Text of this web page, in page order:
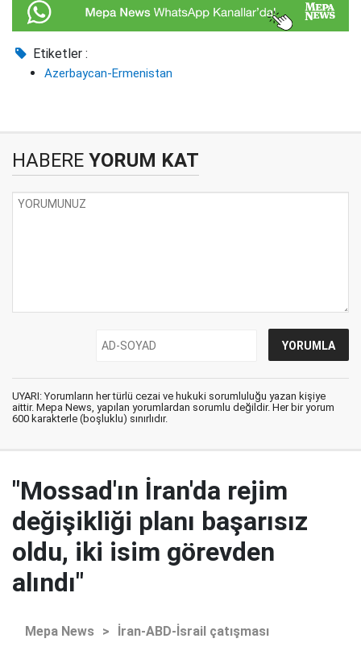
Etiketler :
Azerbaycan-Ermenistan
HABERE YORUM KAT
UYARI: Yorumların her türlü cezai ve hukuki sorumluluğu yazan kişiye
aittir. Mepa News, yapılan yorumlardan sorumlu değildir. Her bir yorum
600 karakterle (boşluklu) sınırlıdır.
"Mossad'ın İran'da rejim
değişikliği planı başarısız
oldu, iki isim görevden
alındı"
Mepa News > İran-ABD-İsrail çatışması